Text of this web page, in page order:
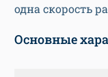
одна скорость
Основные